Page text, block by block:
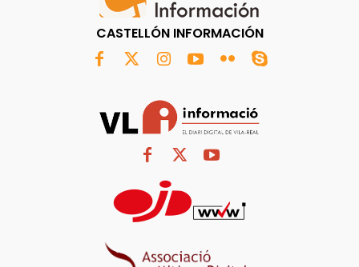
CASTELLÓN INFORMACIÓN